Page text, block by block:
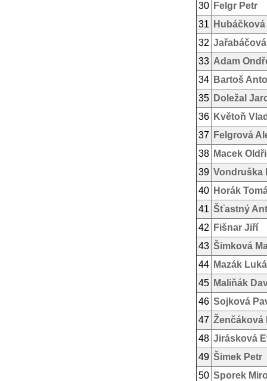
30 Felgr Petr
31
32
33 Adam
34 Bartoš
35 Doležal
36 Květoň
37
Felgrová
38 Macek
39 Vondruška
40 Horák
41 Šťastný
42
Fišnar Jiří
43 Šimková
44 Mazák
45 Maliňák
46 Sojková
47 Ženčáková
48 Jirásková
49 Šimek Petr
50 Sporek